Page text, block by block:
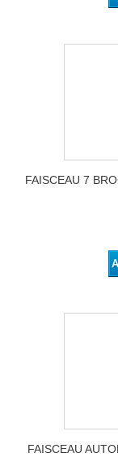
FAISCEAU 7
FAISCEAU